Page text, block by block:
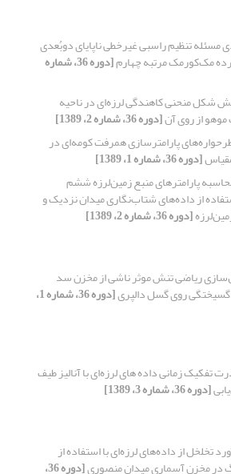
تنظیم راسبی غیرخطی ناپایای دوبُعدی
مک‌کورمک مرتبه چهارم [دوره 36، شماره
شکل منحنی کاهندگی لرزه‌ای در ناحیه
از روی آن[دوره 36، شماره 2، 1389]
پارامترسازی همرفت کومه‌ای در
[دوره 36، شماره 1، 1389]
پارامترهای منبع زمین‌لرزه ششم
بم با استفاده از داده‌های شتاب‌نگاری میدان نزدیک و
[دوره 36، شماره 2، 1389]
ریاضی تنش موثر ناشی از مخزن سد
گسیختگی روی گسل دالپری [دوره 36، شماره 1،
تفکیک زمانی داده های لرزه‌ای با آنالیز طیف
[دوره 36، شماره 3، 1389]
تخلخل از داده‌های لرزه‌ای با استفاده از
مخزن آسماری میدان منصوری [دوره 36،